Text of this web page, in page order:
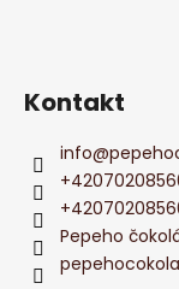
Kontakt
info@
Pepeho